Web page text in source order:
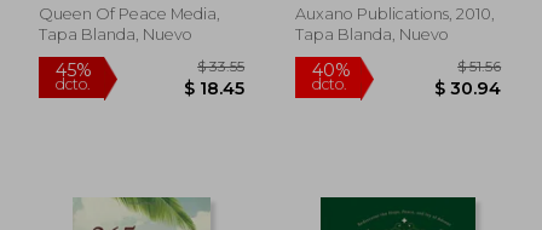
Queen Of Peace Media,
Tapa Blanda, Nuevo
Auxano Publications, 2010,
Tapa Blanda, Nuevo